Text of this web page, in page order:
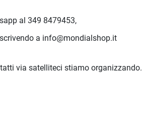
al 349 8479453,
a info@mondialshop.it
via satelliteci stiamo organizzando.